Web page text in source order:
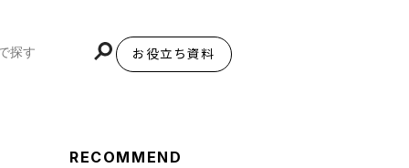
お役立ち資料
RECOMMEND